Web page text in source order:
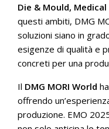
Die & Mould,
questi ambiti, DMG
soluzioni siano in
esigenze di qualità e
concreti per una
Il DMG MORI World
offrendo
produzione. EMO